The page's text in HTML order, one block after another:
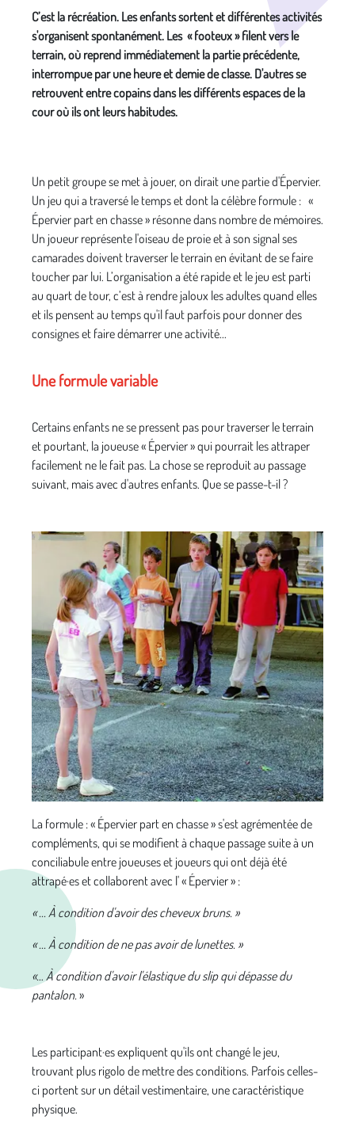
C’est la récréation. Les enfants sortent et différentes activités
s'organisent spontanément. Les « footeux » filent vers le
terrain, où reprend immédiatement la partie précédente,
interrompue par une heure et demie de classe. D'autres se
retrouvent entre copains dans les différents espaces de la
cour où ils ont leurs habitudes.
Un petit groupe se met à jouer, on dirait une partie d'Épervier.
Un jeu qui a traversé le temps et dont la célèbre formule : «
Épervier part en chasse » résonne dans nombre de mémoires.
Un joueur représente l'oiseau de proie et à son signal ses
camarades doivent traverser le terrain en évitant de se faire
toucher par lui. L’organisation a été rapide et le jeu est parti
au quart de tour, c’est à rendre jaloux les adultes quand elles
et ils pensent au temps qu'il faut parfois pour donner des
consignes et faire démarrer une activité...
Une formule variable
Certains enfants ne se pressent pas pour traverser le terrain
et pourtant, la joueuse « Épervier » qui pourrait les attraper
facilement ne le fait pas. La chose se reproduit au passage
suivant, mais avec d'autres enfants. Que se passe-t-il ?
La formule : « Épervier part en chasse » s'est agrémentée de
compléments, qui se modifient à chaque passage suite à un
conciliabule entre joueuses et joueurs qui ont déjà été
attrapé·es et collaborent avec l' « Épervier » :
« ... À condition d'avoir des cheveux bruns. »
« ... À condition de ne pas avoir de lunettes. »
«… À condition d'avoir l'élastique du slip qui dépasse du
pantalon.»
Les participant·es expliquent qu'ils ont changé le jeu,
trouvant plus rigolo de mettre des conditions. Parfois celles-
ci portent sur un détail vestimentaire, une caractéristique
physique.